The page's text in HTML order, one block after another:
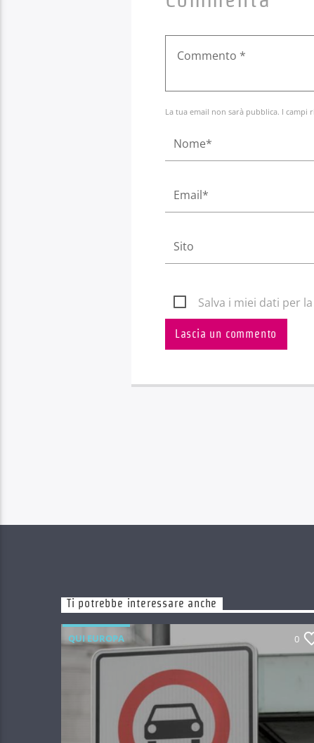
La tua email non sarà pubblica. I campi
Salva i miei dati per
Ti potrebbe interessare anche
QUI EUROPA 0